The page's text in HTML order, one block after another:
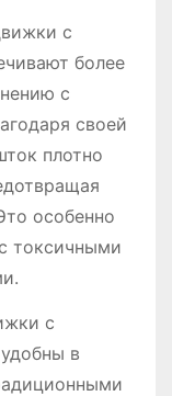
с
более
с
своей
плотно
особенно
токсичными
с
в